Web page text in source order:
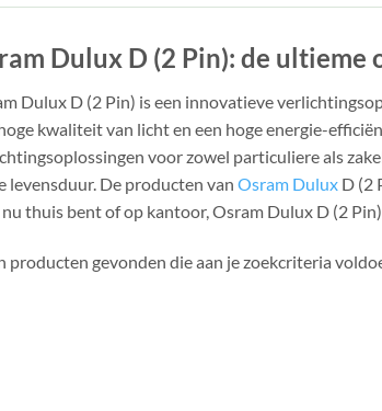
Dulux D (2 Pin): de
Dulux D (2 Pin) is een innovatieve
kwaliteit van licht en een hoge energie-
voor zowel particuliere als
levensduur. De producten van Osram Dulux D (2
thuis bent of op kantoor, Osram Dulux D (2
producten gevonden die aan je zoekcriteria